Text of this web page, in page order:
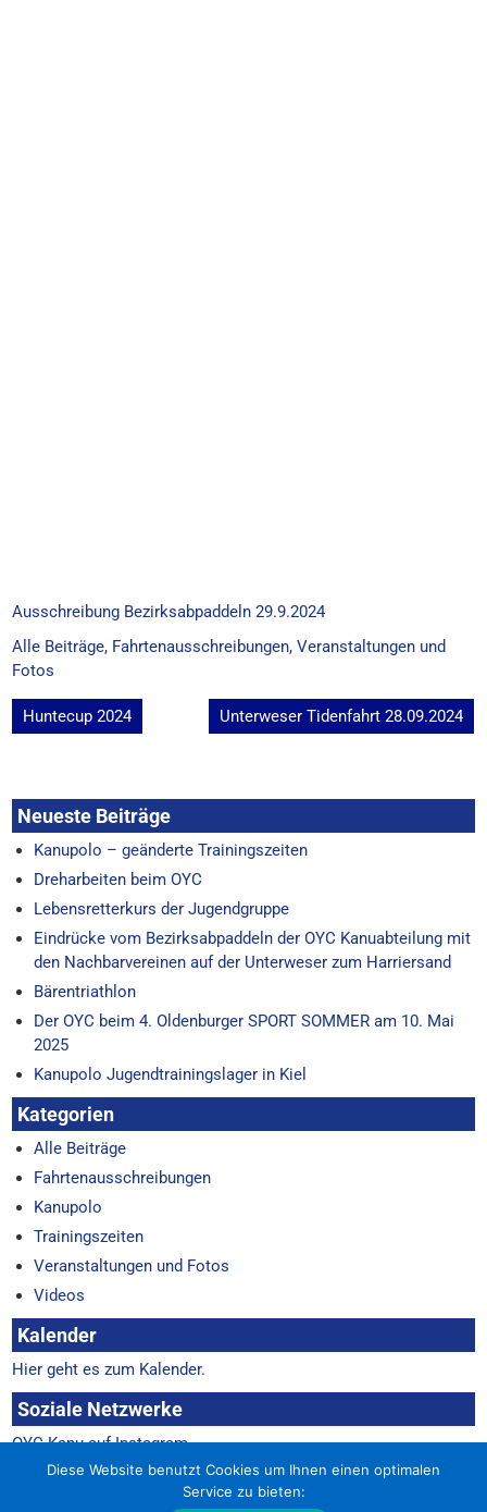
Ausschreibung Bezirksabpaddeln 29.9.2024
Alle Beiträge, Fahrtenausschreibungen,Veranstaltungen und
Fotos
Beitragsnavigation
Huntecup 2024 Unterweser Tidenfahrt 28.09.2024
Neueste Beiträge
Kanupolo – geänderte Trainingszeiten
Dreharbeiten beim OYC
Lebensretterkurs der Jugendgruppe
Eindrücke vom Bezirksabpaddeln der OYC Kanuabteilung mit
den Nachbarvereinen auf der Unterweser zum Harriersand
Bärentriathlon
Der OYC beim 4. Oldenburger SPORT SOMMER am 10. Mai
2025
Kanupolo Jugendtrainingslager in Kiel
Kategorien
Alle Beiträge
Fahrtenausschreibungen
Kanupolo
Trainingszeiten
Veranstaltungen und Fotos
Videos
Kalender
Hier geht es zum Kalender.
Soziale Netzwerke
OYC-Kanu auf Instagram
Kanupolo Oldenburg auf Instagram
Diese Website benutzt Cookies um Ihnen einen optimalen
Service zu bieten: